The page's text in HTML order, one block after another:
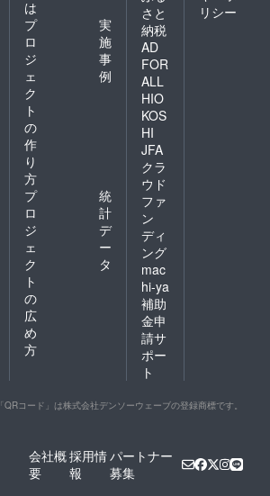
は
プ
ロ
ジ
ェ
ク
ト
の
作
り
方
実
施
事
例
プ
ロ
ジ
ェ
ク
ト
の
広
め
方
統
計
デ
ー
タ
さと
納税
AD
FOR
ALL
HIO
KOS
HI
JFA
クラ
ウド
ファ
ン
ディ
ング
mac
hi-ya
補助
金申
請サ
ポー
ト
リシー
「QRコード」は株式会社デンソーウェーブの登録商標です。
会社概
要
採用情
報
パートナー
募集